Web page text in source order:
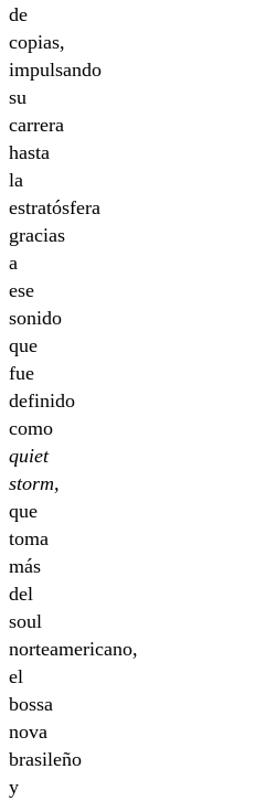
de
copias,
impulsando
su
carrera
hasta
la
estratósfera
gracias
a
ese
sonido
que
fue
definido
como
quiet
storm,
que
toma
más
del
soul
norteamericano,
el
bossa
nova
brasileño
y